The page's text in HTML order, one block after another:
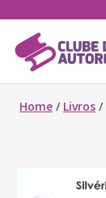
Home / Livros /